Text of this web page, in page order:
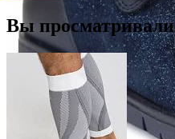
Вы просматривали